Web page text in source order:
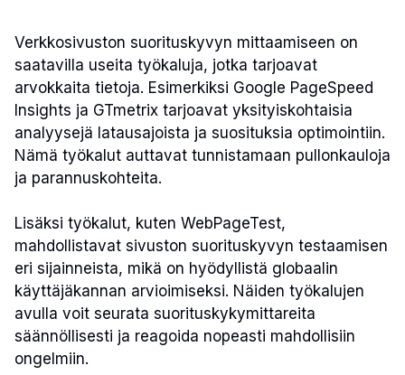
Verkkosivuston suorituskyvyn mittaamiseen on
saatavilla useita työkaluja, jotka tarjoavat
arvokkaita tietoja. Esimerkiksi Google PageSpeed
Insights ja GTmetrix tarjoavat yksityiskohtaisia
analyysejä latausajoista ja suosituksia optimointiin.
Nämä työkalut auttavat tunnistamaan pullonkauloja
ja parannuskohteita.
Lisäksi työkalut, kuten WebPageTest,
mahdollistavat sivuston suorituskyvyn testaamisen
eri sijainneista, mikä on hyödyllistä globaalin
käyttäjäkannan arvioimiseksi. Näiden työkalujen
avulla voit seurata suorituskykymittareita
säännöllisesti ja reagoida nopeasti mahdollisiin
ongelmiin.